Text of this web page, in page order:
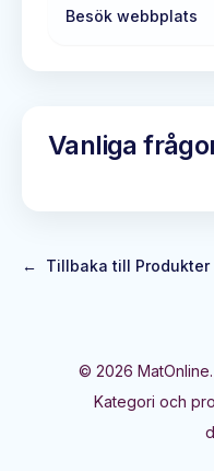
Besök webbplats
Vanliga
← Tillbaka till Produkter
© 2026
Kategori och